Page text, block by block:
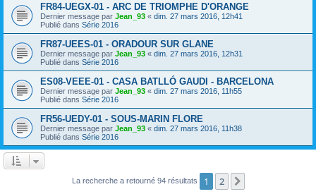
FR84-UEGX-01 - ARC DE TRIOMPHE D'ORANGE
Dernier message par Jean_93 « dim. 27 mars 2016, 12h41
Publié dans Série 2016
FR87-UEES-01 - ORADOUR SUR GLANE
Dernier message par Jean_93 « dim. 27 mars 2016, 12h31
Publié dans Série 2016
ES08-VEEE-01 - CASA BATLLÓ GAUDI - BARCELONA
Dernier message par Jean_93 « dim. 27 mars 2016, 11h55
Publié dans Série 2016
FR56-UEDY-01 - SOUS-MARIN FLORE
Dernier message par Jean_93 « dim. 27 mars 2016, 11h38
Publié dans Série 2016
La recherche a retourné 94 résultats 1 2